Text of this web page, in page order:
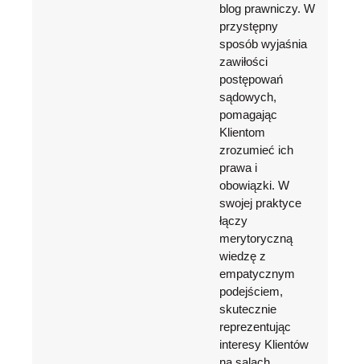
blog prawniczy. W
przystępny
sposób wyjaśnia
zawiłości
postępowań
sądowych,
pomagając
Klientom
zrozumieć ich
prawa i
obowiązki. W
swojej praktyce
łączy
merytoryczną
wiedzę z
empatycznym
podejściem,
skutecznie
reprezentując
interesy Klientów